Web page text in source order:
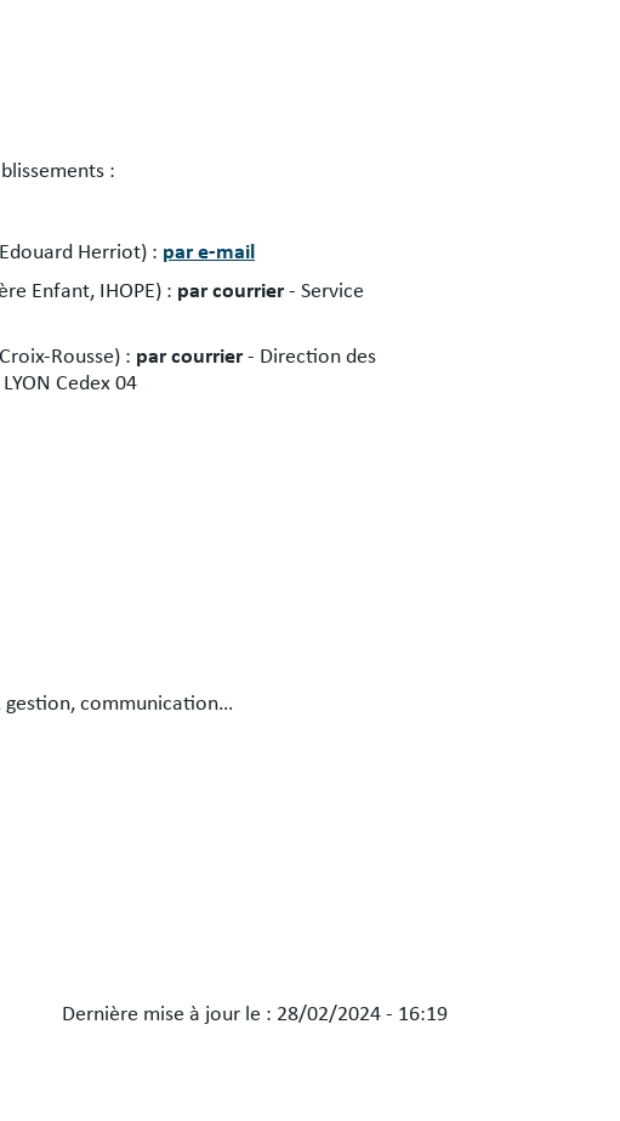
:
Herriot) : par e-mail
Enfant, IHOPE) : par courrier- Service
Rousse) : par courrier- Direction des
Cedex 04
communication…
Dernière mise à jour le : 28/02/2024 - 16:19